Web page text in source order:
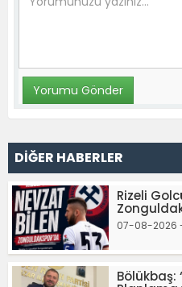
DİĞER HABERLER
Rizeli
07-08-2026
Bölükbaş: